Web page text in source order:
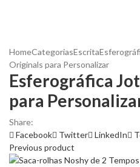
HomeCategoriasEscrita
Originals para Personalizar
Esferográfica
para
Share:
Facebook
Twitter LinkedIn
Previous product